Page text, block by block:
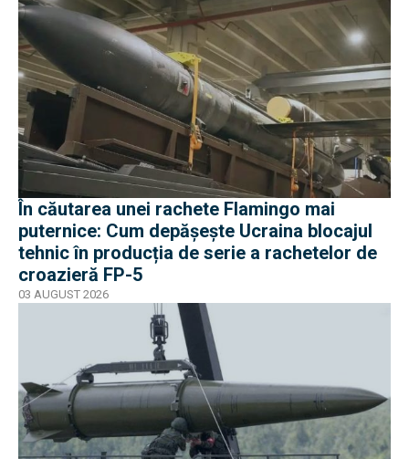
În căutarea unei rachete Flamingo mai
puternice: Cum depășește Ucraina blocajul
tehnic în producția de serie a rachetelor de
croazieră FP-5
03 AUGUST 2026